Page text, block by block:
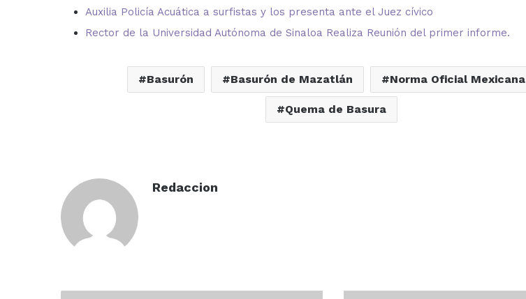
Auxilia Policía Acuática a surfistas y los presenta ante el Juez cívico
Rector de la Universidad Autónoma de Sinaloa Realiza Reunión del primer informe.
Basurón Basurón de Mazatlán Norma Oficial Mexicana
Quema de Basura
Redaccion